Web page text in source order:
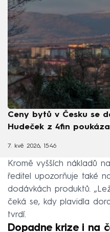
Ceny bytů v Česku se
Hudeček z 4fin
7. kvě 2026, 15:46
Kromě vyšších nákladů
ředitel upozorňuje také
dodávkách produktů.
čeká se, kdy plavidla
tvrdí.
Dopadne krize i na